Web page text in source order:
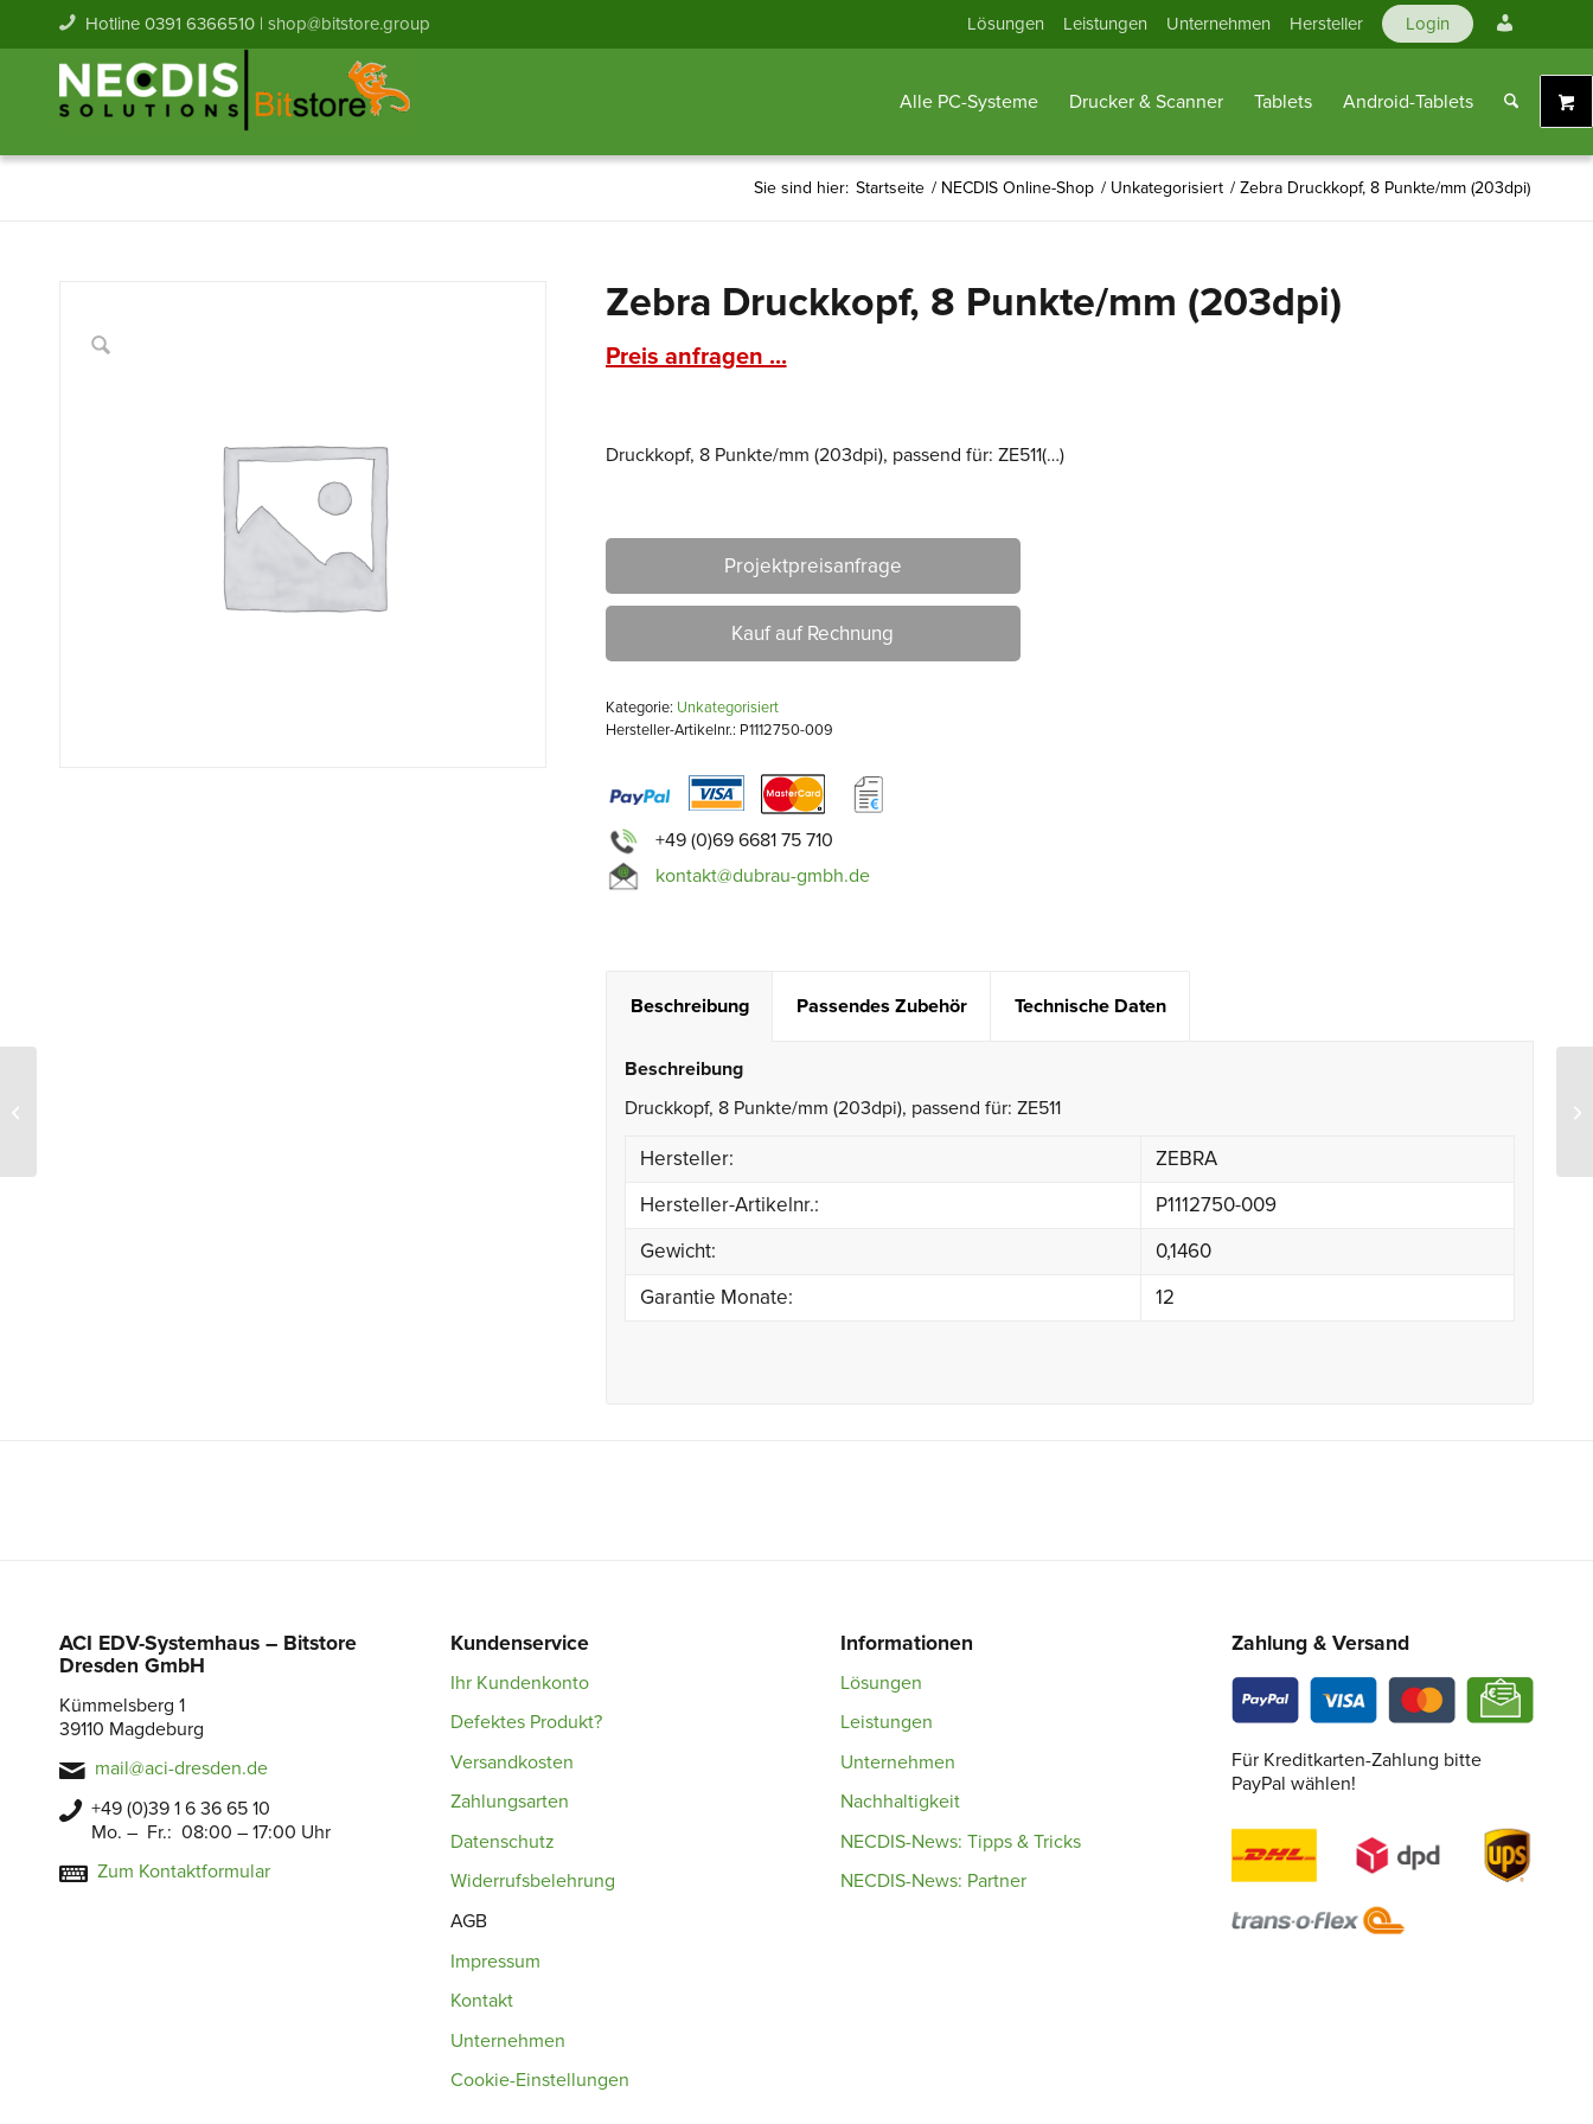
Lösungen Leistungen Unternehmen Hersteller Login
Konto
Hotline 0391 6366510 | shop@bitstore.group
Alle PC-Systeme Drucker & Scanner Tablets Android-Tablets
Sie sind hier: Startseite / NECDIS Online-Shop / Unkategorisiert / Zebra Druckkopf, 8 Punkte/mm (203dpi)
Zebra Druckkopf, 8 Punkte/mm (203dpi)
Preis anfragen ...
Druckkopf, 8 Punkte/mm (203dpi), passend für: ZE511(…)
Projektpreisanfrage
Kauf auf Rechnung
Kategorie: Unkategorisiert
Hersteller-Artikelnr.: P1112750-009
+49 (0)69 6681 75 710
kontakt@dubrau-gmbh.de
Beschreibung Passendes Zubehör Technische Daten
Beschreibung
Druckkopf, 8 Punkte/mm (203dpi), passend für: ZE511
Hersteller:
ZEBRA
Hersteller-Artikelnr.:
P1112750-009
Gewicht:
0,1460
Garantie Monate:
12
ACI EDV-Systemhaus – Bitstore
Dresden GmbH
Kümmelsberg 1
39110 Magdeburg
mail@aci-dresden.de
+49 (0)39 1 6 36 65 10
Mo. – Fr.: 08:00 – 17:00 Uhr
Zum Kontaktformular
Kundenservice
Ihr Kundenkonto
Defektes Produkt?
Versandkosten
Zahlungsarten
Datenschutz
Widerrufsbelehrung
AGB
Impressum
Kontakt
Unternehmen
Cookie-Einstellungen
Informationen
Lösungen
Leistungen
Unternehmen
Nachhaltigkeit
NECDIS-News: Tipps & Tricks
NECDIS-News: Partner
Zahlung & Versand
Für Kreditkarten-Zahlung bitte
PayPal wählen!